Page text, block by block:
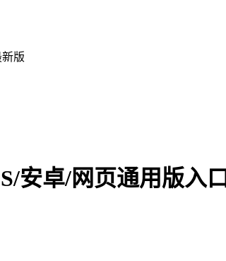
版
安卓/网页通用版入口